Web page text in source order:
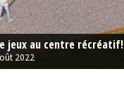
jeux au centre récréatif!
2022